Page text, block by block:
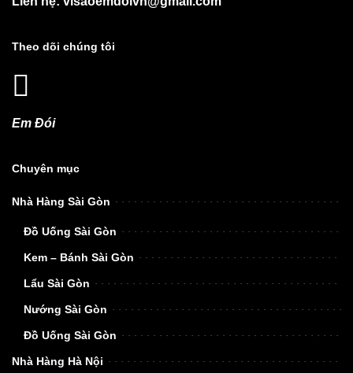
Theo dõi chúng tôi
Em Đói
Chuyên mục
Nhà Hàng Sài Gòn
Đồ Uống Sài Gòn
Kem – Bánh Sài Gòn
Lẩu Sài Gòn
Nướng Sài Gòn
Đồ Uống Sài Gòn
Nhà Hàng Hà Nội